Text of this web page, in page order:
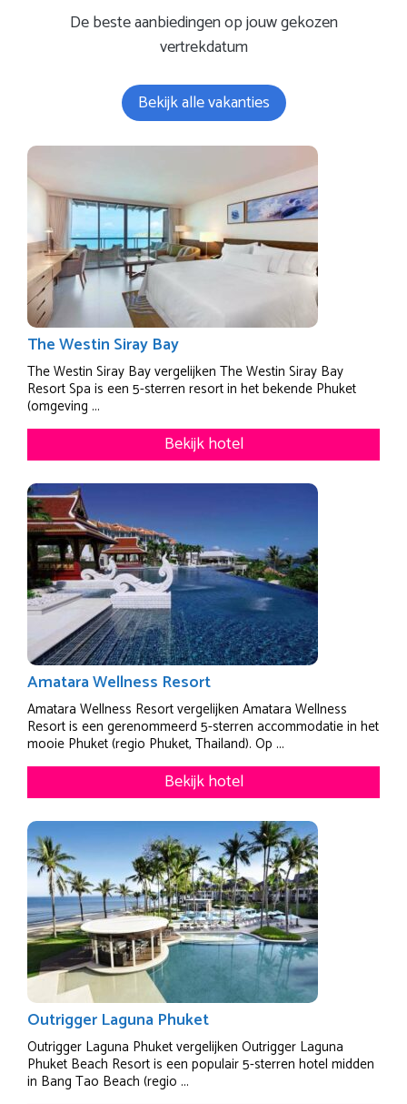
De beste aanbiedingen op jouw gekozen
vertrekdatum
Bekijk alle vakanties
The Westin Siray Bay
The Westin Siray Bay vergelijken The Westin Siray Bay
Resort Spa is een 5-sterren resort in het bekende Phuket
(omgeving ...
Bekijk hotel
Amatara Wellness Resort
Amatara Wellness Resort vergelijken Amatara Wellness
Resort is een gerenommeerd 5-sterren accommodatie in het
mooie Phuket (regio Phuket, Thailand). Op ...
Bekijk hotel
Outrigger Laguna Phuket
Outrigger Laguna Phuket vergelijken Outrigger Laguna
Phuket Beach Resort is een populair 5-sterren hotel midden
in Bang Tao Beach (regio ...